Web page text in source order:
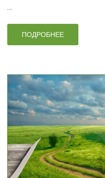
…
ПОДРОБНЕЕ